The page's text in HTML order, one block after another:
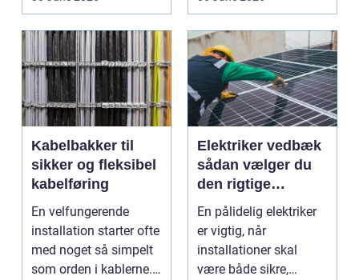
Kabelbakker til
sikker og fleksibel
kabelføring
En velfungerende
installation starter ofte
med noget så simpelt
som orden i kablerne.
Elektriker vedbæk
sådan vælger du
den rigtige
fagmand
En pålidelig elektriker
er vigtig, når
installationer skal
være både sikre,